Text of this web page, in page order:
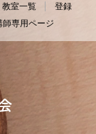
教室一覧
登録
師専用ページ